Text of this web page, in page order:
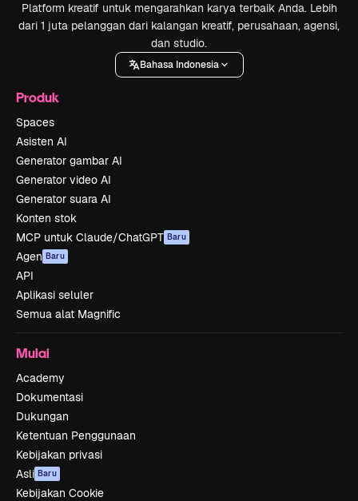
Platform kreatif untuk mengarahkan karya terbaik Anda. Lebih
dari 1 juta pelanggan dari kalangan kreatif, perusahaan, agensi,
dan studio.
Bahasa Indonesia
Produk
Spaces
Asisten AI
Generator gambar AI
Generator video AI
Generator suara AI
Konten stok
MCP untuk Claude/ChatGPT Baru
Agen Baru
API
Aplikasi seluler
Semua alat Magnific
Mulai
Academy
Dokumentasi
Dukungan
Ketentuan Penggunaan
Kebijakan privasi
Asli Baru
Kebijakan Cookie